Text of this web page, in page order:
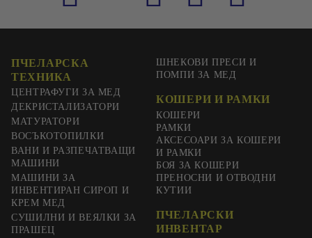
ПЧЕЛАРСКА
ТЕХНИКА
ЦЕНТРАФУГИ ЗА МЕД
ДЕКРИСТАЛИЗАТОРИ
МАТУРАТОРИ
ВОСЪКОТОПИЛКИ
ВАНИ И РАЗПЕЧАТВАЩИ
МАШИНИ
МАШИНИ ЗА
ИНВЕНТИРАН СИРОП И
КРЕМ МЕД
СУШИЛНИ И ВЕЯЛКИ ЗА
ПРАШЕЦ
ШНЕКОВИ ПРЕСИ И
ПОМПИ ЗА МЕД
КОШЕРИ И РАМКИ
КОШЕРИ
РАМКИ
АКСЕСОАРИ ЗА КОШЕРИ
И РАМКИ
БОЯ ЗА КОШЕРИ
ПРЕНОСНИ И ОТВОДНИ
КУТИИ
ПЧЕЛАРСКИ
ИНВЕНТАР